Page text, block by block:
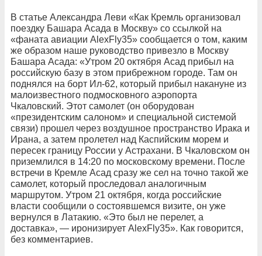
В статье Александра Леви «Как Кремль организовал
поездку Башара Асада в Москву» со ссылкой на
«фаната авиации AlexFly35» сообщается о том, каким
же образом наше руководство привезло в Москву
Башара Асада: «Утром 20 октября Асад прибыл на
российскую базу в этом прибрежном городе. Там он
поднялся на борт Ил-62, который прибыл накануне из
малоизвестного подмосковного аэропорта
Чкаловский. Этот самолет (он оборудован
«президентским салоном» и специальной системой
связи) прошел через воздушное пространство Ирака и
Ирана, а затем пролетел над Каспийским морем и
пересек границу России у Астрахани. В Чкаловском он
приземлился в 14:20 по московскому времени. После
встречи в Кремле Асад сразу же сел на точно такой же
самолет, который проследовал аналогичным
маршрутом. Утром 21 октября, когда российские
власти сообщили о состоявшемся визите, он уже
вернулся в Латакию. «Это был не перелет, а
доставка», — иронизирует AlexFly35». Как говорится,
без комментариев.